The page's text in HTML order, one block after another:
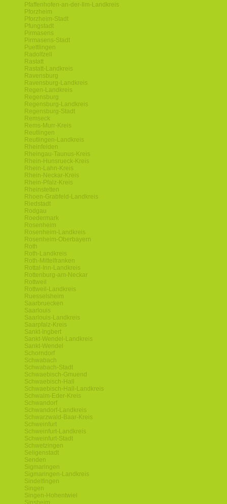
Pfaffenhofen-an-der-Ilm-Landkreis
Pforzheim
Pforzheim-Stadt
Pfungstadt
Pirmasens
Pirmasens-Stadt
Puettlingen
Radolfzell
Rastatt
Rastatt-Landkreis
Ravensburg
Ravensburg-Landkreis
Regen-Landkreis
Regensburg
Regensburg-Landkreis
Regensburg-Stadt
Remseck
Rems-Murr-Kreis
Reutlingen
Reutlingen-Landkreis
Rheinfelden
Rheingau-Taunus-Kreis
Rhein-Hunsrueck-Kreis
Rhein-Lahn-Kreis
Rhein-Neckar-Kreis
Rhein-Pfalz-Kreis
Rheinstetten
Rhoen-Grabfeld-Landkreis
Riedstadt
Rodgau
Roedermark
Rosenheim
Rosenheim-Landkreis
Rosenheim-Oberbayern
Roth
Roth-Landkreis
Roth-Mittelfranken
Rottal-Inn-Landkreis
Rottenburg-am-Neckar
Rottweil
Rottweil-Landkreis
Ruesselsheim
Saarbruecken
Saarlouis
Saarlouis-Landkreis
Saarpfalz-Kreis
Sankt-Ingbert
Sankt-Wendel-Landkreis
Sankt-Wendel
Schorndorf
Schwabach
Schwabach-Stadt
Schwaebisch-Gmuend
Schwaebisch-Hall
Schwaebisch-Hall-Landkreis
Schwalm-Eder-Kreis
Schwandorf
Schwandorf-Landkreis
Schwarzwald-Baar-Kreis
Schweinfurt
Schweinfurt-Landkreis
Schweinfurt-Stadt
Schwetzingen
Seligenstadt
Senden
Sigmaringen
Sigmaringen-Landkreis
Sindelfingen
Singen
Singen-Hohentwiel
Sinsheim